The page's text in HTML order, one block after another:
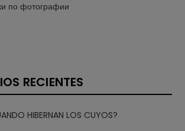
по фотографии
RECIENTES
HIBERNAN LOS CUYOS?